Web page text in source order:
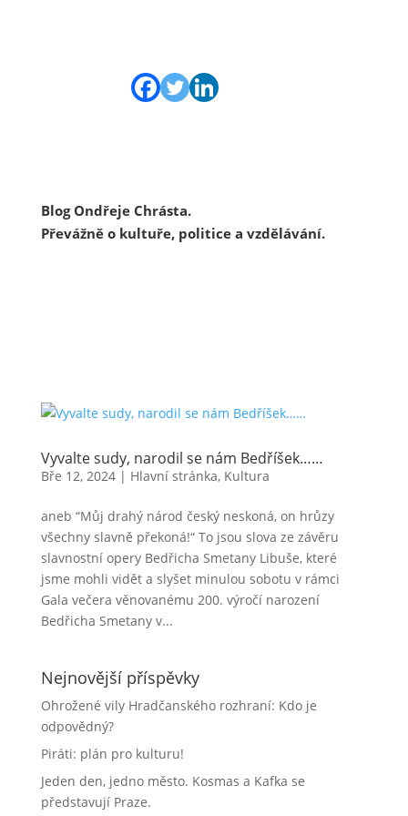
Blog Ondřeje Chrásta.
Převážně o kultuře, politice a vzdělávání.
Vyvalte sudy, narodil se nám Bedříšek……
Bře 12, 2024| Hlavní stránka, Kultura
aneb “Můj drahý národ český neskoná, on hrůzy
všechny slavně překoná!“ To jsou slova ze závěru
slavnostní opery Bedřicha Smetany Libuše, které
jsme mohli vidět a slyšet minulou sobotu v rámci
Gala večera věnovanému 200. výročí narození
Bedřicha Smetany v...
Nejnovější příspěvky
Ohrožené vily Hradčanského rozhraní: Kdo je
odpovědný?
Piráti: plán pro kulturu!
Jeden den, jedno město. Kosmas a Kafka se
představují Praze.